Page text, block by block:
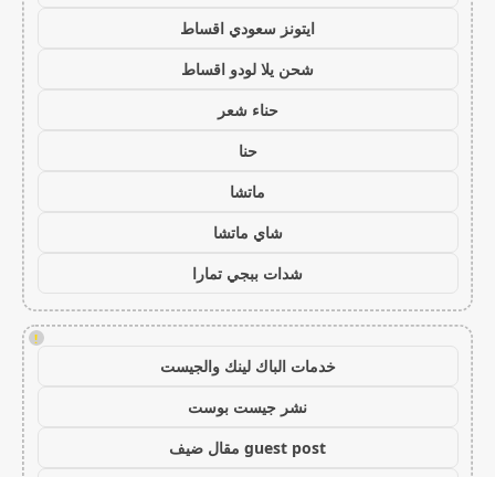
ايتونز سعودي اقساط
شحن يلا لودو اقساط
حناء شعر
حنا
ماتشا
شاي ماتشا
شدات ببجي تمارا
!
خدمات الباك لينك والجيست
نشر جيست بوست
guest post مقال ضيف